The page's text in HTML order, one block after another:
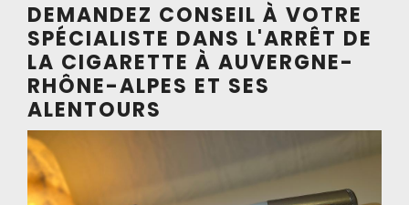
DEMANDEZ CONSEIL À VOTRE
SPÉCIALISTE DANS L'ARRÊT DE
LA CIGARETTE À AUVERGNE-
RHÔNE-ALPES ET SES
ALENTOURS